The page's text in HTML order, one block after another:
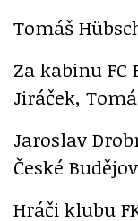
Tomáš
Za kabinu FC
Jiráček,
Jaroslav
České
Hráči klubu